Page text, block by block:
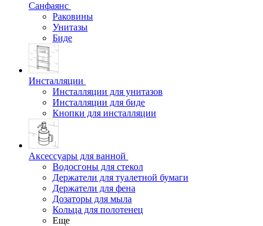
Санфаянс
Раковины
Унитазы
Биде
Инсталляции
Инсталляции для унитазов
Инсталляции для биде
Кнопки для инсталляции
Аксессуары для ванной
Водосгоны для стекол
Держатели для туалетной бумаги
Держатели для фена
Дозаторы для мыла
Кольца для полотенец
Еще